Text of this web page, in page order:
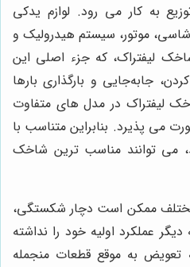
به کار می رود. لوازم یدکی
موتور، سیستم هیدرولیک و
لیفتراک، که جزء اصلی این
جابه‌جایی و بارگذاری بارها
لیفتراک در مدل های متفاوت
می پذیرد. بنابراین متناسب با
می توانند مناسب ترین شاخک
مختلف ممکن است دچار شکستگی،
عملکرد اولیه خود را نداشته
تعویض به موقع قطعات منجمله